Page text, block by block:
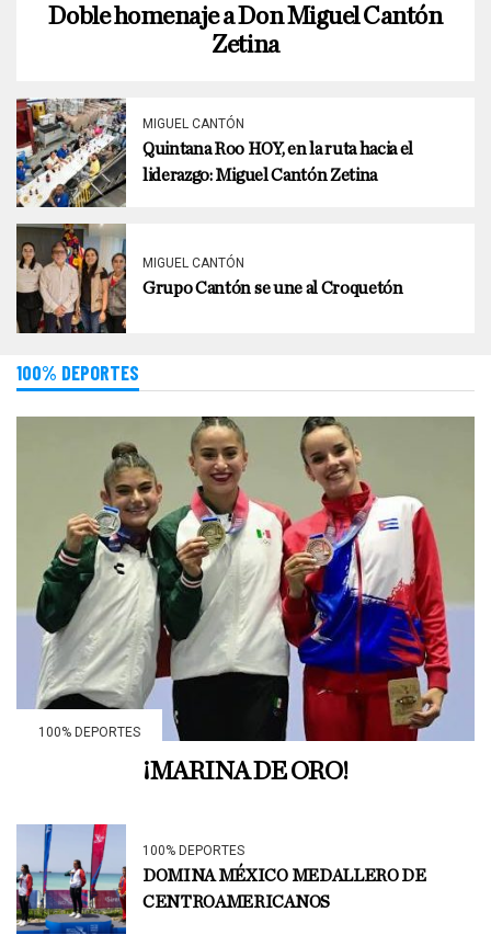
Doble homenaje a Don Miguel Cantón
Zetina
MIGUEL CANTÓN
Quintana Roo HOY, en la ruta hacia el
liderazgo: Miguel Cantón Zetina
MIGUEL CANTÓN
Grupo Cantón se une al Croquetón
100% DEPORTES
100% DEPORTES
¡MARINA DE ORO!
100% DEPORTES
DOMINA MÉXICO MEDALLERO DE
CENTROAMERICANOS